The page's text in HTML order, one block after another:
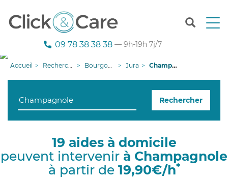
T
n
g
i
09 78 38 38 38 — 9h-19h 7j/7
Accueil Recherche aide à domicile Bourgogne-Franche-Comté Jura Champagnole
Rechercher
19 aides à domicile
peuvent intervenir à Champagnole
à partir de 19,90€/h*